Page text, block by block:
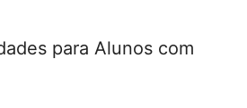
para Alunos com